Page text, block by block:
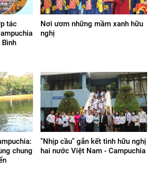
tác
Bình
Nơi ươm những mầm xanh hữu
nghị
chung
"Nhịp cầu" gắn kết tình hữu nghị
hai nước Việt Nam - Campuchia